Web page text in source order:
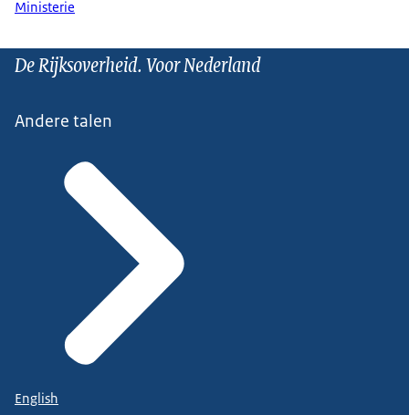
Ministerie
De Rijksoverheid. Voor Nederland
Andere talen
English